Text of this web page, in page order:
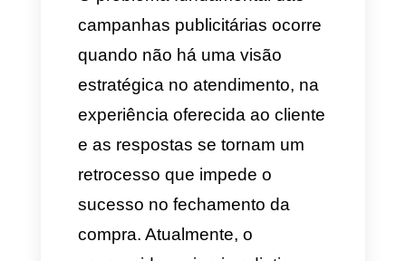
Neste artigo, analisamos como
a automação de respostas
imediatas resgata o retorno
sobre investimento (ROI) das
campanhas, explicamos a
configuração técnica passo a
passo para que os anúncios